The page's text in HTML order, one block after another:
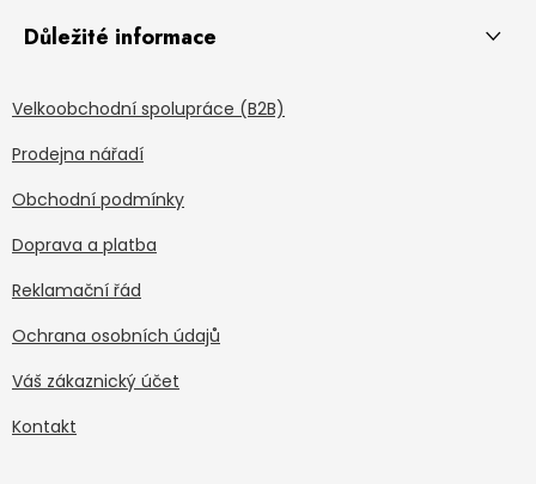
Důležité informace
Velkoobchodní spolupráce (B2B)
Prodejna nářadí
Obchodní podmínky
Doprava a platba
Reklamační řád
Ochrana osobních údajů
Váš zákaznický účet
Kontakt